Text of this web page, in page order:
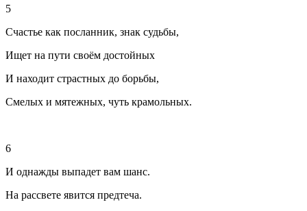
5
Счастье как посланник, знак судьбы,
Ищет на пути своём достойных
И находит страстных до борьбы,
Смелых и мятежных, чуть крамольных.
6
И однажды выпадет вам шанс.
На рассвете явится предтеча.